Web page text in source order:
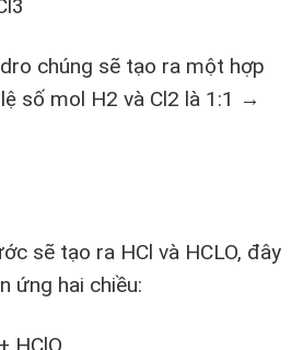
chúng sẽ tạo ra một hợp
số mol H2 và Cl2 là 1:1 →
sẽ tạo ra HCl và HCLO, đây
ứng hai chiều: